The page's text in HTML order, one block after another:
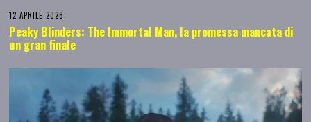
12 APRILE 2026
Peaky Blinders: The Immortal Man, la promessa mancata di
un gran finale